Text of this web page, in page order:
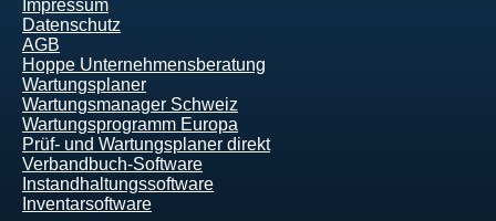
Impressum
Datenschutz
AGB
Hoppe Unternehmensberatung
Wartungsplaner
Wartungsmanager Schweiz
Wartungsprogramm Europa
Prüf- und Wartungsplaner direkt
Verbandbuch-Software
Instandhaltungssoftware
Inventarsoftware